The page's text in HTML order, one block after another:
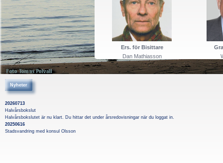
Ers. för Bisittare
Dan Mathiasson
Nyheter
20260713
Halvårsbokslut
Halvårsbokslutet är nu klart. Du hittar det under årsredovisningar när du loggat in.
20250616
Stadsvandring med konsul Olsson